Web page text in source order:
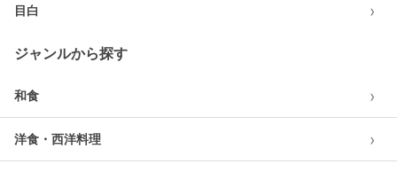
目白 ›
ジャンルから探す
和食 ›
洋食・西洋料理 ›